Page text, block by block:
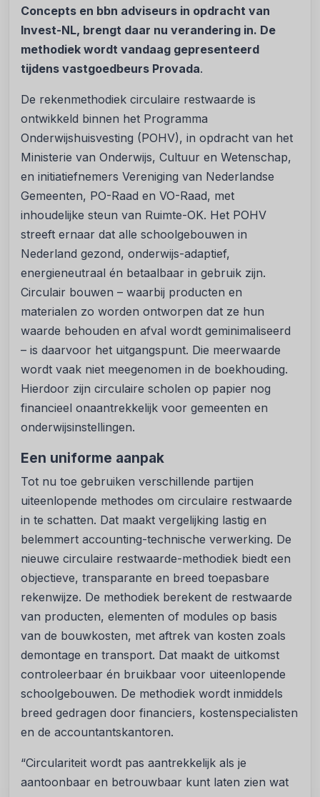
Concepts en bbn adviseurs in opdracht van
Invest-NL, brengt daar nu verandering in. De
methodiek wordt vandaag gepresenteerd
tijdens vastgoedbeurs Provada.
De rekenmethodiek circulaire restwaarde is
ontwikkeld binnen het Programma
Onderwijshuisvesting (POHV), in opdracht van het
Ministerie van Onderwijs, Cultuur en Wetenschap,
en initiatiefnemers Vereniging van Nederlandse
Gemeenten, PO-Raad en VO-Raad, met
inhoudelijke steun van Ruimte-OK. Het POHV
streeft ernaar dat alle schoolgebouwen in
Nederland gezond, onderwijs-adaptief,
energieneutraal én betaalbaar in gebruik zijn.
Circulair bouwen – waarbij producten en
materialen zo worden ontworpen dat ze hun
waarde behouden en afval wordt geminimaliseerd
– is daarvoor het uitgangspunt. Die meerwaarde
wordt vaak niet meegenomen in de boekhouding.
Hierdoor zijn circulaire scholen op papier nog
financieel onaantrekkelijk voor gemeenten en
onderwijsinstellingen.
Een uniforme aanpak
Tot nu toe gebruiken verschillende partijen
uiteenlopende methodes om circulaire restwaarde
in te schatten. Dat maakt vergelijking lastig en
belemmert accounting-technische verwerking. De
nieuwe circulaire restwaarde-methodiek biedt een
objectieve, transparante en breed toepasbare
rekenwijze. De methodiek berekent de restwaarde
van producten, elementen of modules op basis
van de bouwkosten, met aftrek van kosten zoals
demontage en transport. Dat maakt de uitkomst
controleerbaar én bruikbaar voor uiteenlopende
schoolgebouwen. De methodiek wordt inmiddels
breed gedragen door financiers, kostenspecialisten
en de accountantskantoren.
“Circulariteit wordt pas aantrekkelijk als je
aantoonbaar en betrouwbaar kunt laten zien wat